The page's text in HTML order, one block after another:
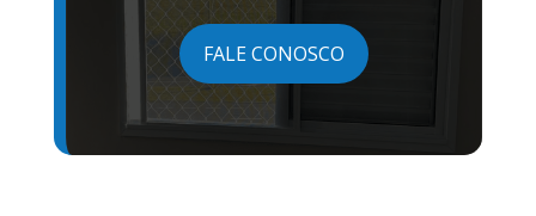
FALE CONOSCO